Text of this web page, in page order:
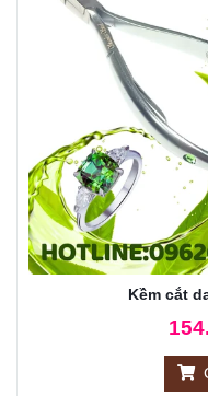
Kềm cắt